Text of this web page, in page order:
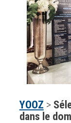
YOOZ >
dans le